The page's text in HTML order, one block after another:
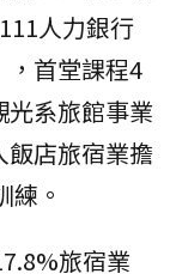
人力銀行
，首堂課程4
光系旅館事業
店旅宿業擔
練。
旅宿業